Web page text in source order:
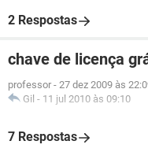
2 Respostas
chave de licença
professor - 27 dez 2009 às
Gil - 11 jul 2010 às 09:10
7 Respostas